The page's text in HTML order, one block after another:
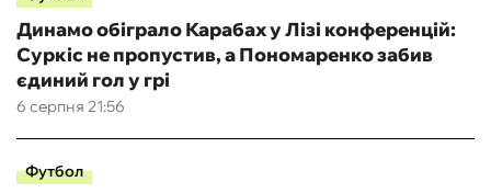
6 серпня 21:56
Динамо обіграло Карабах у Лізі конференцій:
Суркіс не пропустив, а Пономаренко забив
єдиний гол у грі
Футбол